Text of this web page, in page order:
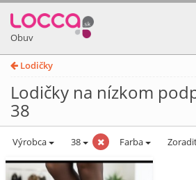
Obuv
Lodičky
Lodičky na nízkom
38
Výrobca 38 Farba